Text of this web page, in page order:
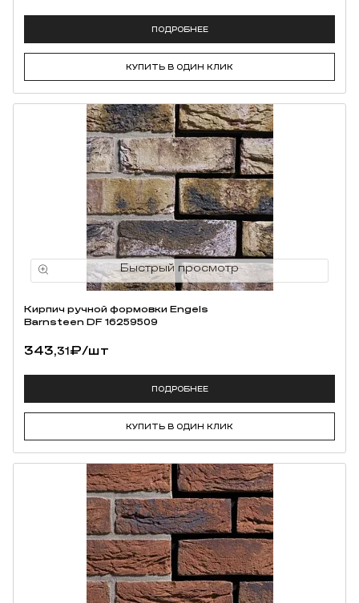
ПОДРОБНЕЕ
КУПИТЬ В ОДИН КЛИК
Кирпич ручной формовки Engels
Barnsteen DF 16259509
343,31₽/шт
ПОДРОБНЕЕ
КУПИТЬ В ОДИН КЛИК